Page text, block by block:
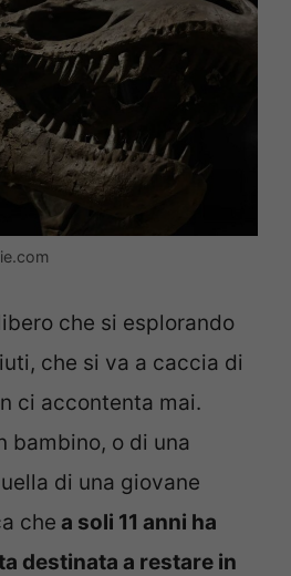
che si esplorando
che si va a caccia di
ci accontenta mai.
bambino, o di una
di una giovane
che a soli 11 anni ha
destinata a restare in